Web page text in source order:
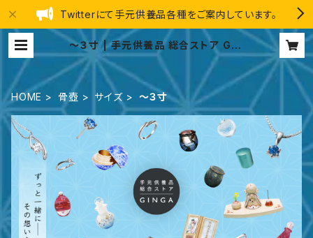
Twitterにて手元供養品各種をご案内しています。
～３寸 | 手元供養品 総合ストア GIN
GA
HOME 骨壺 サイズ ～３寸